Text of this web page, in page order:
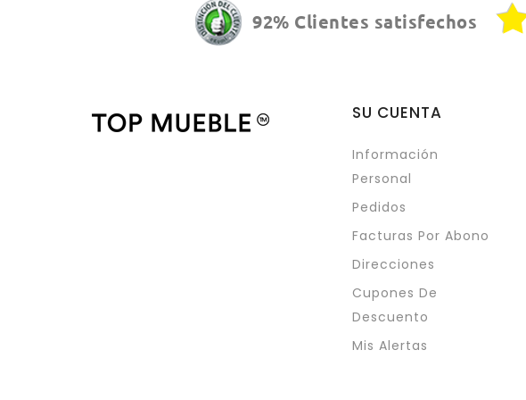
92% Clientes satisfechos
SU CUENTA
Información
Personal
Pedidos
Facturas Por Abono
Direcciones
Cupones De
Descuento
Mis Alertas